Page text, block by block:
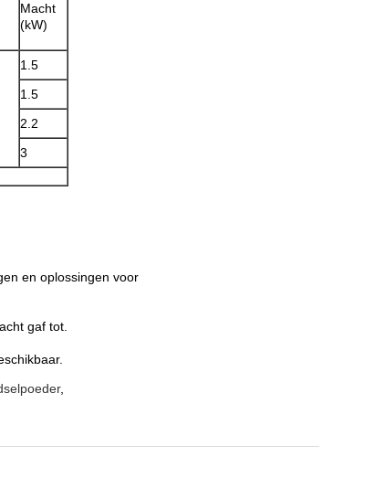
Macht
(kW)
1.5
1.5
2.2
3
en oplossingen voor
gaf tot.
,